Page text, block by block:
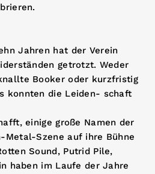
Jahren hat der Verein
getrotzt. Weder
Booker oder kurzfristig
konnten die Leiden- schaft
einige große Namen der
Szene auf ihre Bühne
Sound, Putrid Pile,
haben im Laufe der Jahre